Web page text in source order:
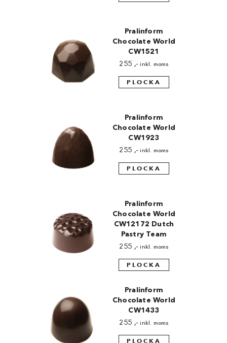
Pralinform
Chocolate World
CW1521
255 ,- inkl. moms
PLOCKA
Pralinform
Chocolate World
CW1923
255 ,- inkl. moms
PLOCKA
Pralinform
Chocolate World
CW12172 Dutch
Pastry Team
255 ,- inkl. moms
PLOCKA
Pralinform
Chocolate World
CW1433
255 ,- inkl. moms
PLOCKA